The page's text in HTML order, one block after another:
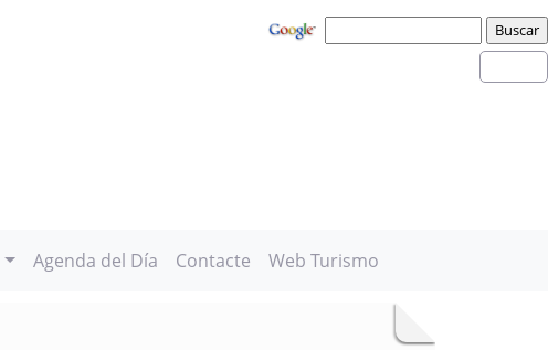
Agenda del Día Contacte Web Turismo